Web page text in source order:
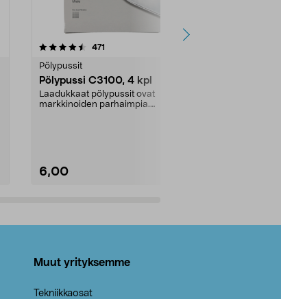
471
Pölypussit
Pölypussi C3100, 4 kpl
Laadukkaat pölypussit ovat
markkinoiden parhaimpia.
6,00
4.5viidestä
Muut yrityksemme
Tekniikkaosat